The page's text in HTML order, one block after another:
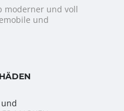
moderner und voll
und